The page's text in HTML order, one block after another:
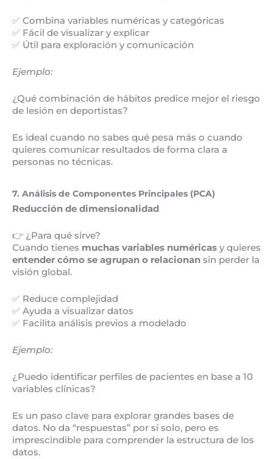
✅ Combina variables numéricas y categóricas
✅ Fácil de visualizar y explicar
✅ Útil para exploración y comunicación
Ejemplo:
¿Qué combinación de hábitos predice mejor el riesgo
de lesión en deportistas?
Es ideal cuando no sabes qué pesa más o cuando
quieres comunicar resultados de forma clara a
personas no técnicas.
7. Análisis de Componentes Principales (PCA)
Reducción de dimensionalidad
👉 ¿Para qué sirve?
Cuando tienes muchas variables numéricas y quieres
entender cómo se agrupan o relacionan sin perder la
visión global.
✅ Reduce complejidad
✅ Ayuda a visualizar datos
✅ Facilita análisis previos a modelado
Ejemplo:
¿Puedo identificar perfiles de pacientes en base a 10
variables clínicas?
Es un paso clave para explorar grandes bases de
datos. No da “respuestas” por sí solo, pero es
imprescindible para comprender la estructura de los
datos.